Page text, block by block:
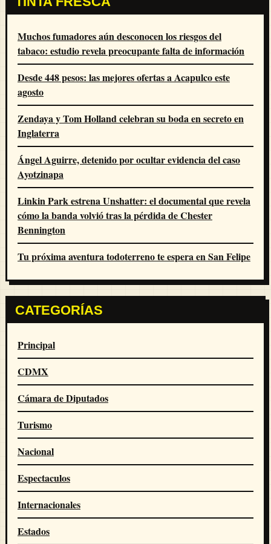
Muchos fumadores aún desconocen los riesgos del
tabaco: estudio revela preocupante falta de información
Desde 448 pesos: las mejores ofertas a Acapulco este
agosto
Zendaya y Tom Holland celebran su boda en secreto en
Inglaterra
Ángel Aguirre, detenido por ocultar evidencia del caso
Ayotzinapa
Linkin Park estrena Unshatter: el documental que revela
cómo la banda volvió tras la pérdida de Chester
Bennington
Tu próxima aventura todoterreno te espera en San Felipe
CATEGORÍAS
Principal
CDMX
Cámara de Diputados
Turismo
Nacional
Espectaculos
Internacionales
Estados